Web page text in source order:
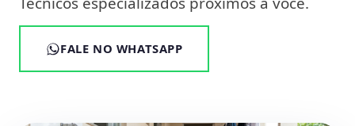
FALE NO WHATSAPP